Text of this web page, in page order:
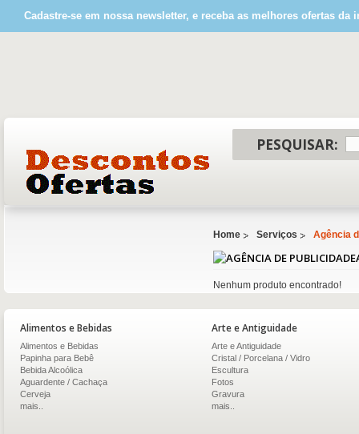
Cadastre-se em nossa newsletter, e receba as melhores ofertas da
PESQUISAR:
Home Serviços Agência
Nenhum produto encontrado!
Alimentos e Bebidas
Alimentos e Bebidas
Papinha para Bebê
Bebida Alcoólica
Aguardente / Cachaça
Cerveja
mais..
Arte e Antiguidade
Arte e Antiguidade
Cristal / Porcelana / Vidro
Escultura
Fotos
Gravura
mais..